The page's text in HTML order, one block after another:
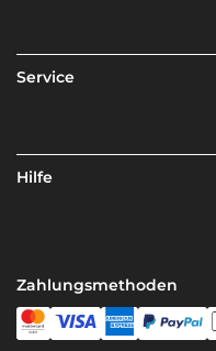
Service
Hilfe
Zahlungsmethoden